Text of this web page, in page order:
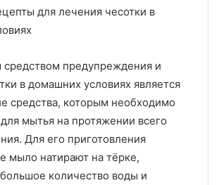
для лечения чесотки в
предупреждения и
в домашних условиях является
средства, которым необходимо
для мытья на протяжении всего
Для его приготовления
мыло натирают на тёрке,
количество воды и